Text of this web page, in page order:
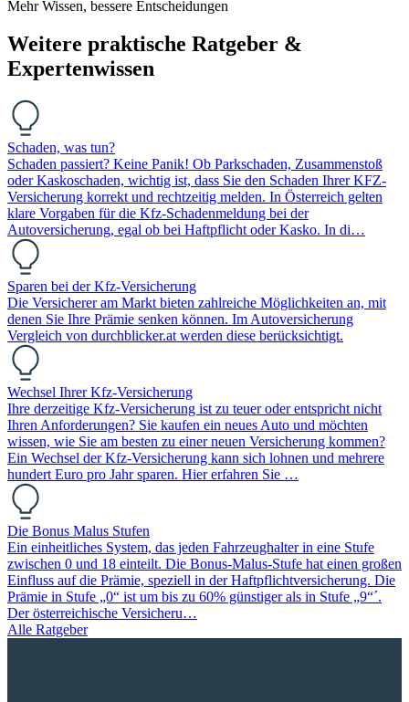
Mehr Wissen, bessere Entscheidungen
Weitere praktische Ratgeber &
Expertenwissen
Schaden, was tun?
Schaden passiert? Keine Panik! Ob Parkschaden, Zusammenstoß
oder Kaskoschaden, wichtig ist, dass Sie den Schaden Ihrer KFZ-
Versicherung korrekt und rechtzeitig melden. In Österreich gelten
klare Vorgaben für die Kfz-Schadenmeldung bei der
Autoversicherung, egal ob bei Haftpflicht oder Kasko. In di…
Sparen bei der Kfz-Versicherung
Die Versicherer am Markt bieten zahlreiche Möglichkeiten an, mit
denen Sie Ihre Prämie senken können. Im Autoversicherung
Vergleich von durchblicker.at werden diese berücksichtigt.
Wechsel Ihrer Kfz-Versicherung
Ihre derzeitige Kfz-Versicherung ist zu teuer oder entspricht nicht
Ihren Anforderungen? Sie kaufen ein neues Auto und möchten
wissen, wie Sie am besten zu einer neuen Versicherung kommen?
Ein Wechsel der Kfz-Versicherung kann sich lohnen und mehrere
hundert Euro pro Jahr sparen. Hier erfahren Sie …
Die Bonus Malus Stufen
Ein einheitliches System, das jeden Fahrzeughalter in eine Stufe
zwischen 0 und 18 einteilt. Die Bonus-Malus-Stufe hat einen großen
Einfluss auf die Prämie, speziell in der Haftpflichtversicherung. Die
Prämie in Stufe „0“ ist um bis zu 60% günstiger als in Stufe „9“´.
Der österreichische Versicheru…
Alle Ratgeber